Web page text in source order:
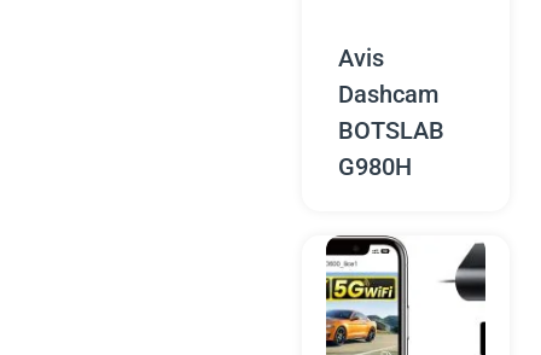
Avis
Dashcam
BOTSLAB
G980H